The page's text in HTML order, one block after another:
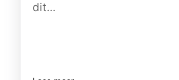
dit...